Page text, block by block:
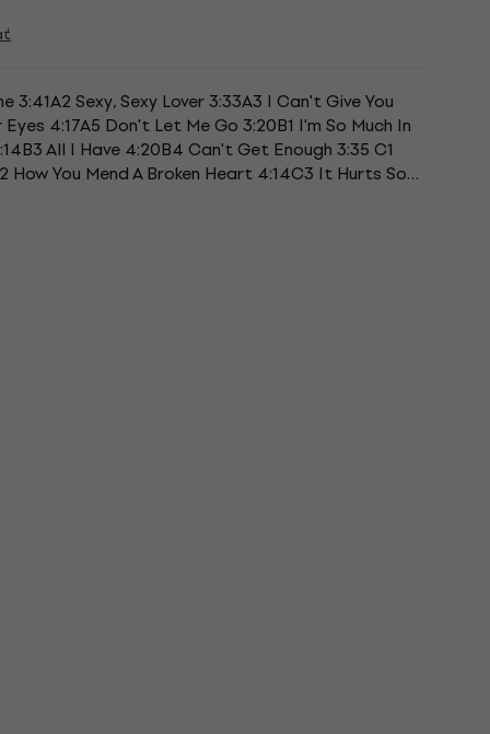
3:41A2 Sexy, Sexy Lover 3:33A3 I Can't Give You
4:17A5 Don't Let Me Go 3:20B1 I'm So Much In
All I Have 4:20B4 Can't Get Enough 3:35 C1
How You Mend A Broken Heart 4:14C3 It Hurts So